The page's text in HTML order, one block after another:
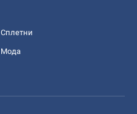
Сплетни
Мода